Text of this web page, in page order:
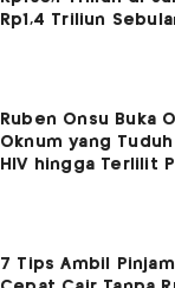
Rp1,4 Triliun
Ruben Onsu Buka
Oknum yang
HIV hingga Terlilit
7 Tips Ambil